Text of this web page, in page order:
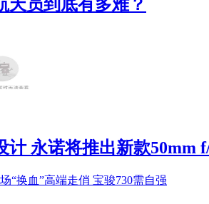
天员到底有多难？
计 永诺将推出新款50mm